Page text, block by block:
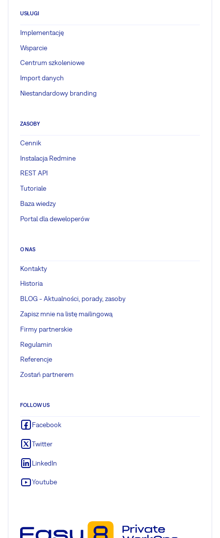
USŁUGI
Implementację
Wsparcie
Centrum szkoleniowe
Import danych
Niestandardowy branding
ZASOBY
Cennik
Instalacja Redmine
REST API
Tutoriale
Baza wiedzy
Portal dla deweloperów
O NAS
Kontakty
Historia
BLOG - Aktualności, porady, zasoby
Zapisz mnie na listę mailingową
Firmy partnerskie
Regulamin
Referencje
Zostań partnerem
FOLLOW US
Facebook
Twitter
LinkedIn
Youtube